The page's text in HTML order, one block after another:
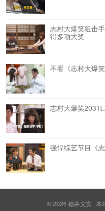
志村大爆笑狙击
得多项大奖
不看《志村大爆
志村大爆笑2031
强悍综艺节目《
© 2026 德井义实 本